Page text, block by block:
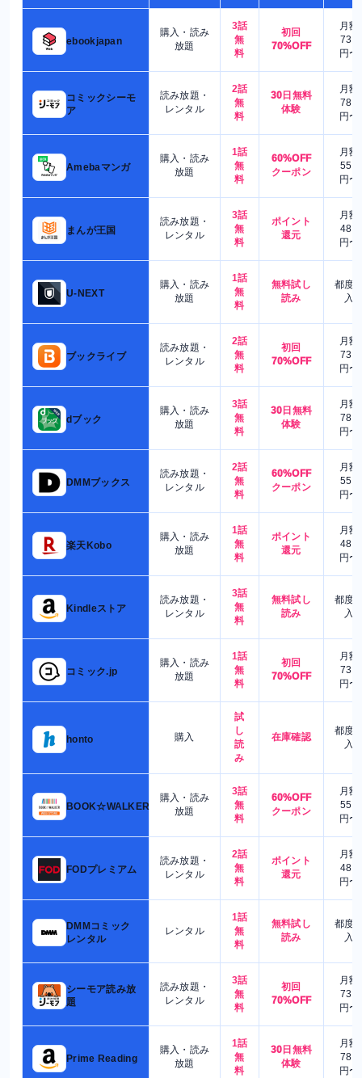
ebookjapan
購入・読み
放題
3話
無
料
初回
70%OFF
月額
730
円〜
コミックシーモ
ア
読み放題・
レンタル
2話
無
料
30日無料
体験
月額
780
円〜
Amebaマンガ
購入・読み
放題
1話
無
料
60%OFF
クーポン
月額
550
円〜
まんが王国
読み放題・
レンタル
3話
無
料
ポイント
還元
月額
480
円〜
U-NEXT
購入・読み
放題
1話
無
料
無料試し
読み
都度
入
ブックライブ
読み放題・
レンタル
2話
無
料
初回
70%OFF
月額
730
円〜
dブック
購入・読み
放題
3話
無
料
30日無料
体験
月額
780
円〜
DMMブックス
読み放題・
レンタル
2話
無
料
60%OFF
クーポン
月額
550
円〜
楽天Kobo
購入・読み
放題
1話
無
料
ポイント
還元
月額
480
円〜
Kindleストア
読み放題・
レンタル
3話
無
料
無料試し
読み
都度
入
コミック.jp
購入・読み
放題
1話
無
料
初回
70%OFF
月額
730
円〜
honto 購入
試
し
読
み
在庫確認
都度
入
BOOK☆WALKER
購入・読み
放題
3話
無
料
60%OFF
クーポン
月額
550
円〜
FODプレミアム
読み放題・
レンタル
2話
無
料
ポイント
還元
月額
480
円〜
DMMコミック
レンタル
レンタル
1話
無
料
無料試し
読み
都度
入
シーモア読み放
題
読み放題・
レンタル
3話
無
料
初回
70%OFF
月額
730
円〜
Prime Reading
購入・読み
放題
1話
無
料
30日無料
体験
月額
780
円〜